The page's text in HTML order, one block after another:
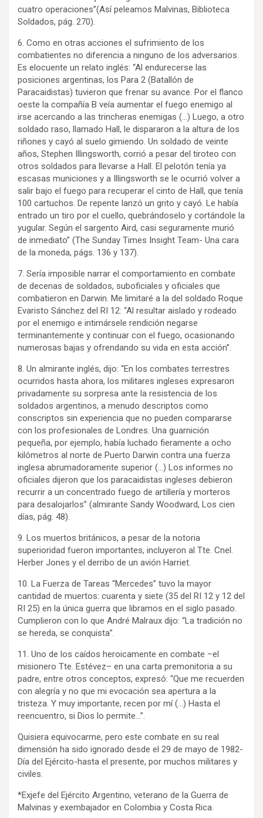
cuatro operaciones”(Así peleamos Malvinas, Biblioteca
Soldados, pág. 270).
6. Como en otras acciones el sufrimiento de los
combatientes no diferencia a ninguno de los adversarios.
Es elocuente un relato inglés: “Al endurecerse las
posiciones argentinas, los Para 2 (Batallón de
Paracaidistas) tuvieron que frenar su avance. Por el flanco
oeste la compañía B veía aumentar el fuego enemigo al
irse acercando a las trincheras enemigas (…) Luego, a otro
soldado raso, llamado Hall, le dispararon a la altura de los
riñones y cayó al suelo gimiendo. Un soldado de veinte
años, Stephen Illingsworth, corrió a pesar del tiroteo con
otros soldados para llevarse a Hall. El pelotón tenía ya
escasas municiones y a Illingsworth se le ocurrió volver a
salir bajo el fuego para recuperar el cinto de Hall, que tenía
100 cartuchos. De repente lanzó un grito y cayó. Le había
entrado un tiro por el cuello, quebrándoselo y cortándole la
yugular. Según el sargento Aird, casi seguramente murió
de inmediato” (The Sunday Times Insight Team- Una cara
de la moneda, págs. 136 y 137).
7. Sería imposible narrar el comportamiento en combate
de decenas de soldados, suboficiales y oficiales que
combatieron en Darwin. Me limitaré a la del soldado Roque
Evaristo Sánchez del RI 12: “Al resultar aislado y rodeado
por el enemigo e intimársele rendición negarse
terminantemente y continuar con el fuego, ocasionando
numerosas bajas y ofrendando su vida en esta acción”.
8. Un almirante inglés, dijo: “En los combates terrestres
ocurridos hasta ahora, los militares ingleses expresaron
privadamente su sorpresa ante la resistencia de los
soldados argentinos, a menudo descriptos como
conscriptos sin experiencia que no pueden compararse
con los profesionales de Londres. Una guarnición
pequeña, por ejemplo, había luchado fieramente a ocho
kilómetros al norte de Puerto Darwin contra una fuerza
inglesa abrumadoramente superior (…) Los informes no
oficiales dijeron que los paracaidistas ingleses debieron
recurrir a un concentrado fuego de artillería y morteros
para desalojarlos” (almirante Sandy Woodward, Los cien
días, pág. 48).
9. Los muertos británicos, a pesar de la notoria
superioridad fueron importantes, incluyeron al Tte. Cnel.
Herber Jones y el derribo de un avión Harriet.
10. La Fuerza de Tareas “Mercedes” tuvo la mayor
cantidad de muertos: cuarenta y siete (35 del RI 12 y 12 del
RI 25) en la única guerra que libramos en el siglo pasado.
Cumplieron con lo que André Malraux dijo: “La tradición no
se hereda, se conquista”.
11. Uno de los caídos heroicamente en combate –el
misionero Tte. Estévez– en una carta premonitoria a su
padre, entre otros conceptos, expresó: “Que me recuerden
con alegría y no que mi evocación sea apertura a la
tristeza. Y muy importante, recen por mí (…) Hasta el
reencuentro, si Dios lo permite…”.
Quisiera equivocarme, pero este combate en su real
dimensión ha sido ignorado desde el 29 de mayo de 1982-
Día del Ejército-hasta el presente, por muchos militares y
civiles.
*Exjefe del Ejército Argentino, veterano de la Guerra de
Malvinas y exembajador en Colombia y Costa Rica.